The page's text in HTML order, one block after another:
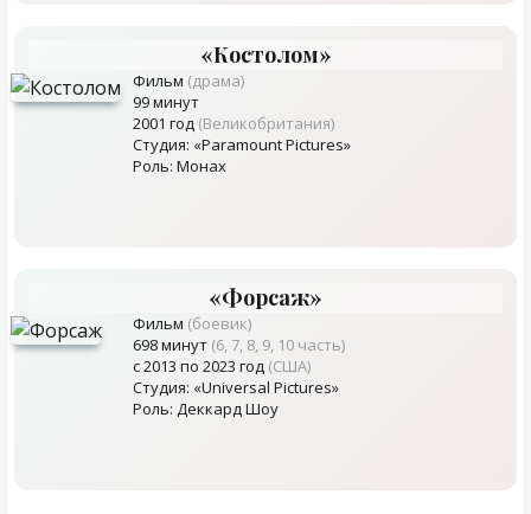
«Костолом»
Фильм (драма)
99 минут
2001 год (Великобритания)
Студия: «Paramount Pictures»
Роль: Монах
«Форсаж»
Фильм (боевик)
698 минут (6, 7, 8, 9, 10 часть)
с 2013 по 2023 год (США)
Студия: «Universal Pictures»
Роль: Деккард Шоу